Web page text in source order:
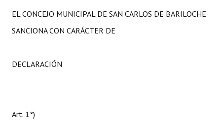
EL CONCEJO MUNICIPAL DE SAN CARLOS DE BARILOCHE
SANCIONA CON CARÁCTER DE
DECLARACIÓN
Art. 1°)